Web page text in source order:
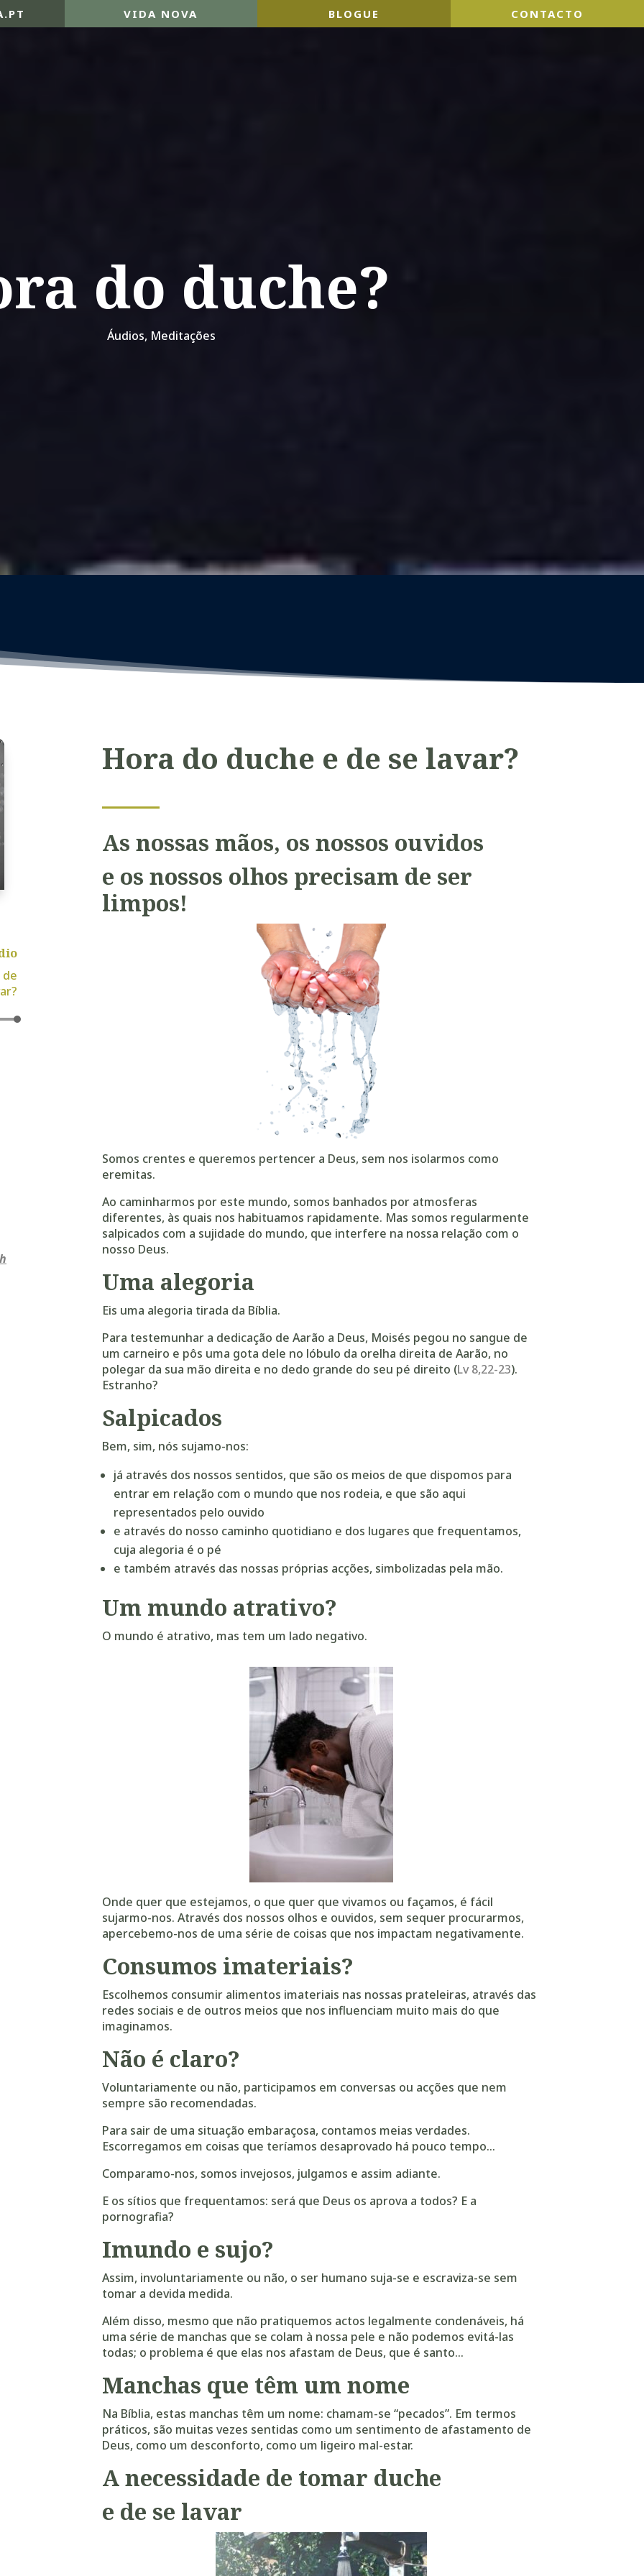
VIDA NOVA BLOGUE CONTACTO
do duche?
Áudios, Meditações
Hora do duche e de se lavar?
As nossas mãos, os nossos ouvidos
e os nossos olhos precisam de ser
limpos!
Somos crentes e queremos pertencer a Deus, sem nos isolarmos como
eremitas.
Ao caminharmos por este mundo, somos banhados por atmosferas
diferentes, às quais nos habituamos rapidamente. Mas somos regularmente
salpicados com a sujidade do mundo, que interfere na nossa relação com o
nosso Deus.
Uma alegoria
Eis uma alegoria tirada da Bíblia.
Para testemunhar a dedicação de Aarão a Deus, Moisés pegou no sangue de
um carneiro e pôs uma gota dele no lóbulo da orelha direita de Aarão, no
polegar da sua mão direita e no dedo grande do seu pé direito (Lv 8,22-23).
Estranho?
Salpicados
Bem, sim, nós sujamo-nos:
já através dos nossos sentidos, que são os meios de que dispomos para
entrar em relação com o mundo que nos rodeia, e que são aqui
representados pelo ouvido
e através do nosso caminho quotidiano e dos lugares que frequentamos,
cuja alegoria é o pé
e também através das nossas próprias acções, simbolizadas pela mão.
Um mundo atrativo?
O mundo é atrativo, mas tem um lado negativo.
Onde quer que estejamos, o que quer que vivamos ou façamos, é fácil
sujarmo-nos. Através dos nossos olhos e ouvidos, sem sequer procurarmos,
apercebemo-nos de uma série de coisas que nos impactam negativamente.
Consumos imateriais?
Escolhemos consumir alimentos imateriais nas nossas prateleiras, através das
redes sociais e de outros meios que nos influenciam muito mais do que
imaginamos.
Não é claro?
Voluntariamente ou não, participamos em conversas ou acções que nem
sempre são recomendadas.
Para sair de uma situação embaraçosa, contamos meias verdades.
Escorregamos em coisas que teríamos desaprovado há pouco tempo…
Comparamo-nos, somos invejosos, julgamos e assim adiante.
E os sítios que frequentamos: será que Deus os aprova a todos? E a
pornografia?
Imundo e sujo?
Assim, involuntariamente ou não, o ser humano suja-se e escraviza-se sem
tomar a devida medida.
Além disso, mesmo que não pratiquemos actos legalmente condenáveis, há
uma série de manchas que se colam à nossa pele e não podemos evitá-las
todas; o problema é que elas nos afastam de Deus, que é santo…
Manchas que têm um nome
Na Bíblia, estas manchas têm um nome: chamam-se “pecados”. Em termos
práticos, são muitas vezes sentidas como um sentimento de afastamento de
Deus, como um desconforto, como um ligeiro mal-estar.
A necessidade de tomar duche
e de se lavar